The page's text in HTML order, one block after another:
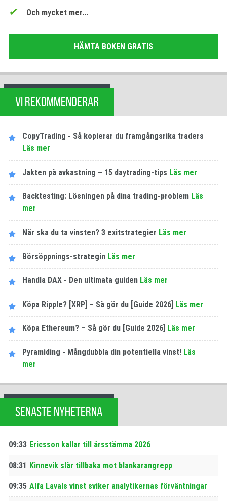
Och mycket mer...
HÄMTA BOKEN GRATIS
VI REKOMMENDERAR
CopyTrading - Så kopierar du framgångsrika traders
Läs mer
Jakten på avkastning – 15 daytrading-tips Läs mer
Backtesting: Lösningen på dina trading-problem Läs
mer
När ska du ta vinsten? 3 exitstrategier Läs mer
Börsöppnings-strategin Läs mer
Handla DAX - Den ultimata guiden Läs mer
Köpa Ripple? [XRP] – Så gör du [Guide 2026] Läs mer
Köpa Ethereum? – Så gör du [Guide 2026] Läs mer
Pyramiding - Mångdubbla din potentiella vinst! Läs
mer
SENASTE NYHETERNA
09:33 Ericsson kallar till årsstämma 2026
08:31 Kinnevik slår tillbaka mot blankarangrepp
09:35 Alfa Lavals vinst sviker analytikernas förväntningar